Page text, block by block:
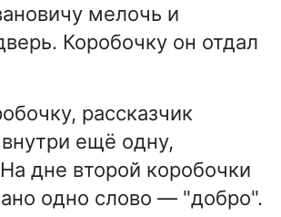
мелочь и
Коробочку он отдал
рассказчик
ещё одну,
дне второй коробочки
одно слово — "добро".